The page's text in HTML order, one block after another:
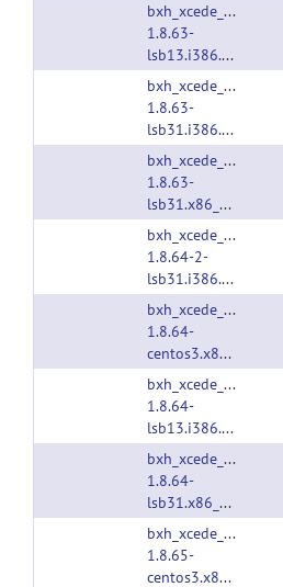
bxh_xcede_tools-
1.8.63-
lsb13.i386.tgz
bxh_xcede_tools-
1.8.63-
lsb31.i386.tgz
bxh_xcede_tools-
1.8.63-
lsb31.x86_64.tgz
bxh_xcede_tools-
1.8.64-2-
lsb31.i386.tgz
bxh_xcede_tools-
1.8.64-
centos3.x86_64.tgz
bxh_xcede_tools-
1.8.64-
lsb13.i386.tgz
bxh_xcede_tools-
1.8.64-
lsb31.x86_64.tgz
bxh_xcede_tools-
1.8.65-
centos3.x86_64.tgz